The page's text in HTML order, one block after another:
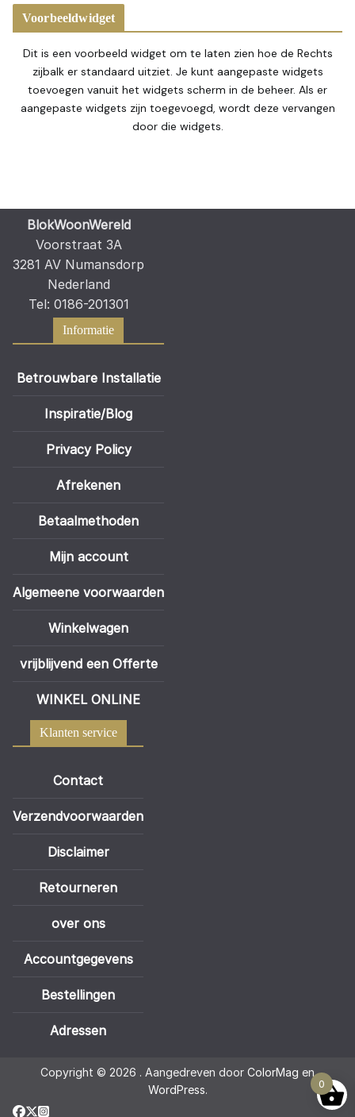
Voorbeeldwidget
Dit is een voorbeeld widget om te laten zien hoe de Rechts
zijbalk er standaard uitziet. Je kunt aangepaste widgets
toevoegen vanuit het widgets scherm in de beheer. Als er
aangepaste widgets zijn toegevoegd, wordt deze vervangen
door die widgets.
BlokWoonWereld
Voorstraat 3A
3281 AV Numansdorp
Nederland
Tel: 0186-201301
Informatie
Betrouwbare Installatie
Inspiratie/Blog
Privacy Policy
Afrekenen
Betaalmethoden
Mijn account
Algemeene voorwaarden
Winkelwagen
vrijblijvend een Offerte
WINKEL ONLINE
Klanten service
Contact
Verzendvoorwaarden
Disclaimer
Retourneren
over ons
Accountgegevens
Bestellingen
Adressen
Copyright © 2026 . Aangedreven door ColorMag en
WordPress. 0